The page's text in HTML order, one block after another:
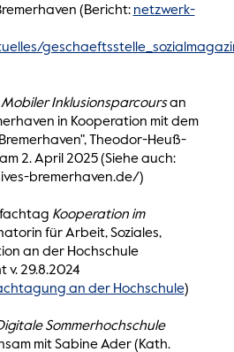
(Bericht: netzwerk-
Mobiler Inklusionsparcoursan
in Kooperation mit dem
Theodor-Heuß-
2. April 2025 (Siehe auch:
bremerhaven.de/)
Kooperation im
für Arbeit, Soziales,
an der Hochschule
v. 29.8.2024
an der Hochschule)
Sommerhochschule
mit Sabine Ader (Kath.